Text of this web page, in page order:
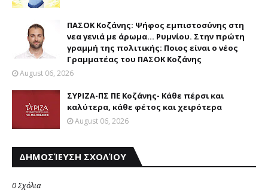
ΠΑΣΟΚ Κοζάνης: Ψήφος εμπιστοσύνης στη
νεα γενιά με άρωμα... Ρυμνίου. Στην πρώτη
γραμμή της πολιτικής: Ποιος είναι ο νέος
Γραμματέας του ΠΑΣΟΚ Κοζάνης
August 06, 2026
ΣΥΡΙΖΑ-ΠΣ ΠΕ Κοζάνης- Κάθε πέρσι και
καλύτερα, κάθε φέτος και χειρότερα
August 06, 2026
ΔΗΜΟΣΊΕΥΣΗ ΣΧΟΛΊΟΥ
0 Σχόλια